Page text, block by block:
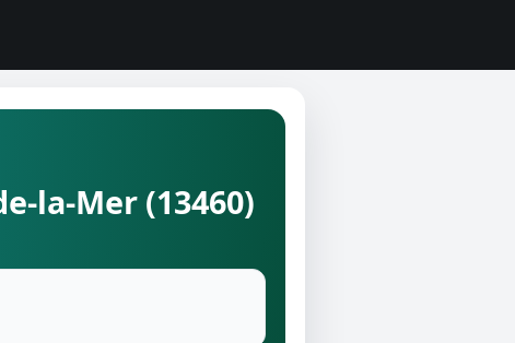
la-Mer (13460)